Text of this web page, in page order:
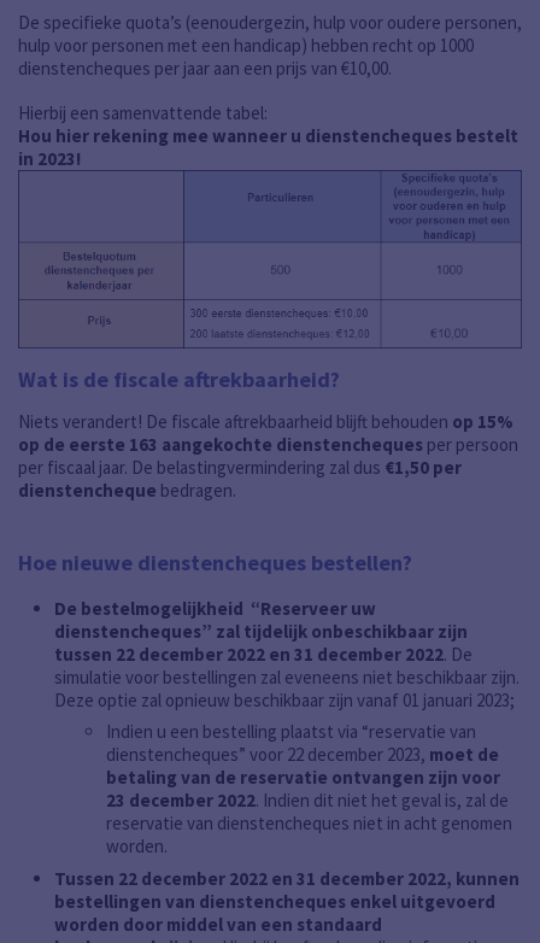
De specifieke quota’s (eenoudergezin, hulp voor oudere personen,
hulp voor personen met een handicap) hebben recht op 1000
dienstencheques per jaar aan een prijs van €10,00.
Hierbij een samenvattende tabel:
Hou hier rekening mee wanneer u dienstencheques bestelt
in 2023!
Wat is de fiscale aftrekbaarheid?
Niets verandert! De fiscale aftrekbaarheid blijft behouden op 15%
op de eerste 163 aangekochte dienstencheques per persoon
per fiscaal jaar. De belastingvermindering zal dus €1,50 per
dienstencheque bedragen.
Hoe nieuwe dienstencheques bestellen?
De bestelmogelijkheid “Reserveer uw
dienstencheques” zal tijdelijk onbeschikbaar zijn
tussen 22 december 2022 en 31 december 2022. De
simulatie voor bestellingen zal eveneens niet beschikbaar zijn.
Deze optie zal opnieuw beschikbaar zijn vanaf 01 januari 2023;
Indien u een bestelling plaatst via “reservatie van
dienstencheques” voor 22 december 2023, moet de
betaling van de reservatie ontvangen zijn voor
23 december 2022. Indien dit niet het geval is, zal de
reservatie van dienstencheques niet in acht genomen
worden.
Tussen 22 december 2022 en 31 december 2022, kunnen
bestellingen van dienstencheques enkel uitgevoerd
worden door middel van een standaard